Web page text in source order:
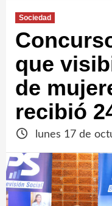
Sociedad
que
de
recibió
lunes 17 de